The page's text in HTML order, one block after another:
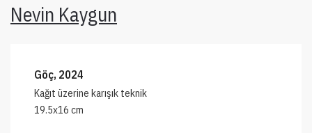
Nevin Kaygun
Göç, 2024
Kağıt üzerine karışık teknik
19.5x16 cm